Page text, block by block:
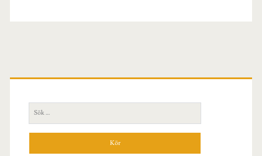
Primär
sidopanel
Sök
efter: